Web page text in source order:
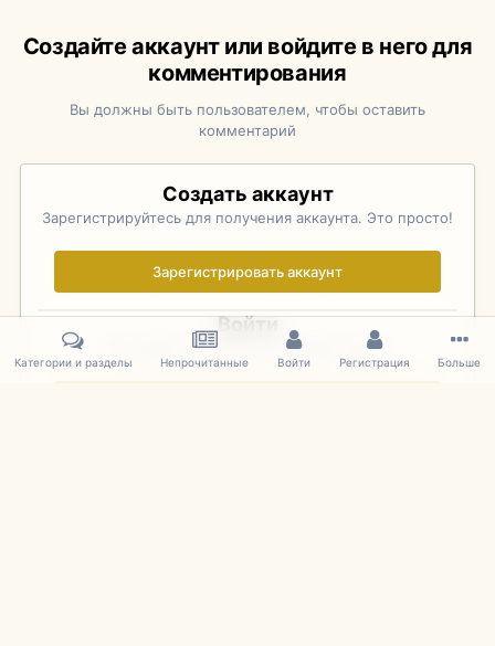
Создайте аккаунт или войдите в него для
комментирования
Вы должны быть пользователем, чтобы оставить
комментарий
Создать аккаунт
Зарегистрируйтесь для получения аккаунта. Это просто!
Зарегистрировать аккаунт
Войти
Уже зарегистрированы? Войдите здесь.
Категории и разделы Непрочитанные Войти Регистрация Больше